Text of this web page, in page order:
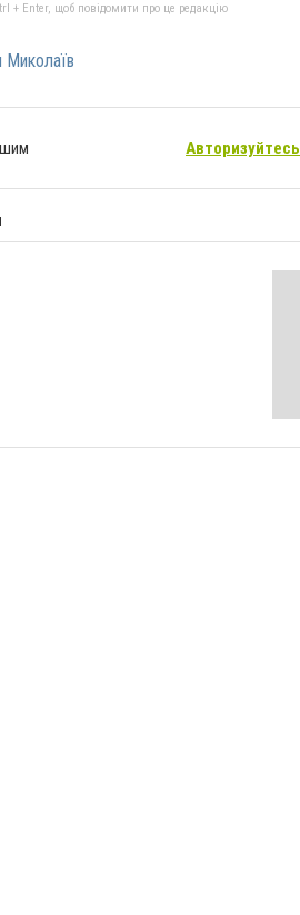
+ Enter, щоб повідомити про це редакцію
Миколаїв
Авторизуйтесь